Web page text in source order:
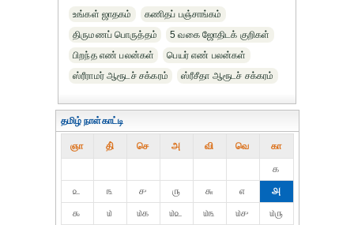
உங்கள் ஜாதகம்
கணிதப் பஞ்சாங்கம்
திருமணப் பொருத்தம்
5 வகை ஜோதிடக் குறிகள்
பிறந்த எண் பலன்கள்
பெயர் எண் பலன்கள்
ஸ்ரீராமர் ஆரூடச் சக்கரம்
ஸ்ரீசீதா ஆரூடச் சக்கரம்
தமிழ் நாள்காட்டி
ஞா தி் செ அ வி வெ கா
௧
௨
௩ ௪ ௫ ௬ ௭
௮
௯
௰ ௰௧ ௰௨ ௰௩ ௰௪
௰௫